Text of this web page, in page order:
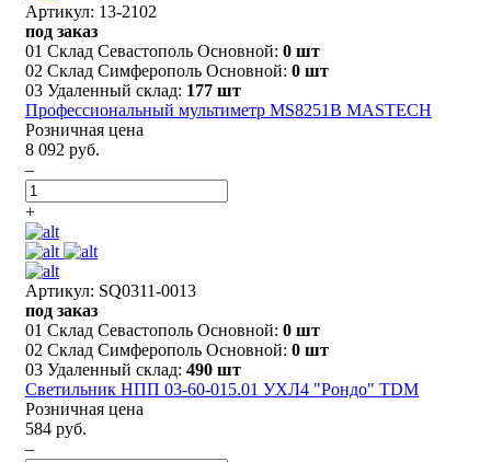
Артикул: 13-2102
под заказ
01 Склад Севастополь Основной: 0 шт
02 Склад Симферополь Основной: 0 шт
03 Удаленный склад: 177 шт
Профессиональный мультиметр MS8251B MASTECH
Розничная цена
8 092 руб.
–
+
Артикул: SQ0311-0013
под заказ
01 Склад Севастополь Основной: 0 шт
02 Склад Симферополь Основной: 0 шт
03 Удаленный склад: 490 шт
Светильник НПП 03-60-015.01 УХЛ4 "Рондо" TDM
Розничная цена
584 руб.
–